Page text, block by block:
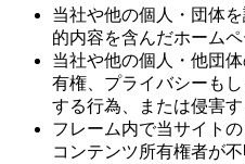
当社や他の個人・団体
的内容を含んだホームペ
当社や他の個人・他団
有権、プライバシーも
する行為、または侵害
フレーム内で当サイト
コンテンツ所有権者が